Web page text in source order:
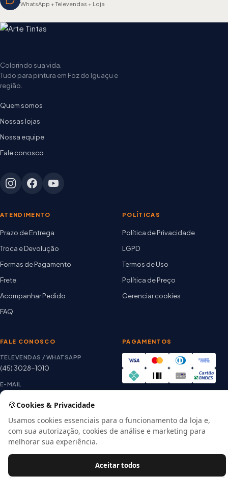
WhatsApp + Televendas + Loja
Colorindo sua vida.
Tudo para pintura em Foz do Iguaçu e
região.
Quem somos
Nossas lojas
Nossa equipe
Fale conosco
ATENDIMENTO
Prazo de Entrega
Troca e Devolução
Formas de Pagamento
Frete
Acompanhar Pedido
FAQ
POLÍTICAS
Política de Privacidade
LGPD
Termos de Uso
Política de Preço
Gerenciar cookies
FALE CONOSCO
TELEVENDAS / WHATSAPP
(45) 3028-1010
E-MAIL
thiago@artetintas.com.br
Seg. a Sex. 8h às 18h
Sábado 8h às 12h
PAGAMENTOS
Google Safe Browsing
🍪Cookies & Privacidade
Usamos cookies essenciais para o funcionamento da loja e,
com sua autorização, cookies de análise e marketing para
melhorar sua experiência.
Aceitar todos